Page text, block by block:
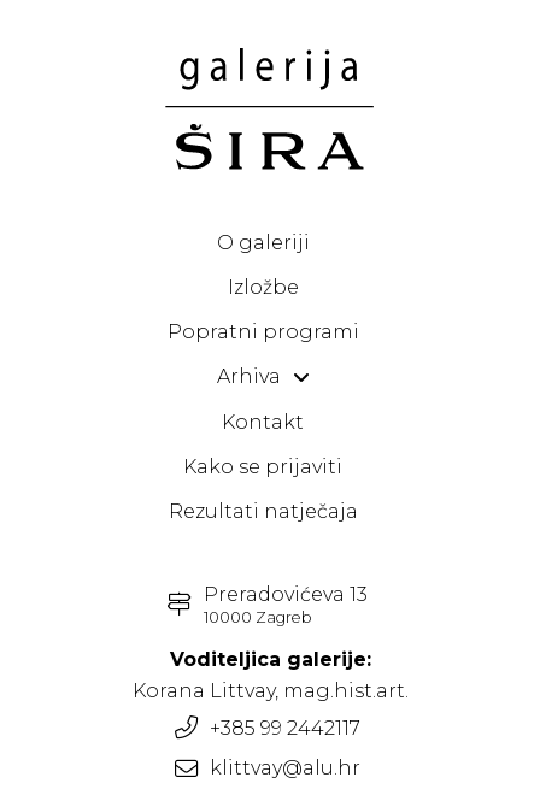
O galeriji
Izložbe
Popratni programi
Arhiva
Kontakt
Kako se prijaviti
Rezultati natječaja
Preradovićeva 13
10000 Zagreb
Voditeljica galerije:
Korana Littvay, mag.hist.art.
+385 99 2442117
klittvay@alu.hr